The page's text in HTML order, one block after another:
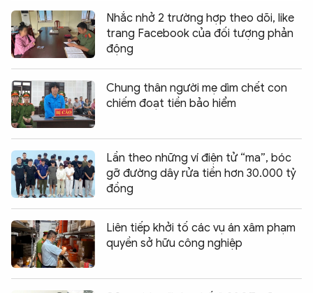
Nhắc nhở 2 trường hợp theo dõi, like
trang Facebook của đối tượng phản
động
Chung thân người mẹ dìm chết con
chiếm đoạt tiền bảo hiểm
Lần theo những ví điện tử “ma”, bóc
gỡ đường dây rửa tiền hơn 30.000 tỷ
đồng
Liên tiếp khởi tố các vụ án xâm phạm
quyền sở hữu công nghiệp